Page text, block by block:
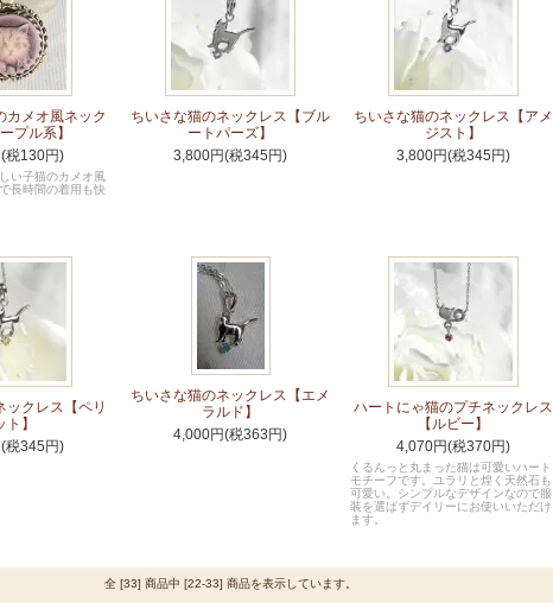
カメオ風ネック
プル系】
税130円)
い子猫のカメオ風
長時間の着用も快
ちいさな猫のネックレス【ブル
ートパーズ】
3,800円(税345円)
ちいさな猫のネックレス【アメ
ジスト】
3,800円(税345円)
ックレス【ペリ
ト】
税345円)
ちいさな猫のネックレス【エメ
ラルド】
4,000円(税363円)
ハートにゃ猫のプチネックレス
【ルビー】
4,070円(税370円)
くるんっと丸まった猫は可愛いハート
モチーフです。ユラリと煌く天然石も
可愛い。シンプルなデザインなので服
装を選ばずデイリーにお使いいただけ
ます。
全 [33] 商品中 [22-33] 商品を表示しています。